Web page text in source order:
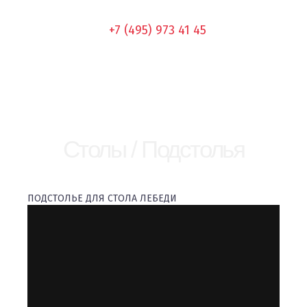
+7 (495) 973 41 45
ПОДСТОЛЬЕ ДЛЯ СТОЛА ЛЕБЕДИ